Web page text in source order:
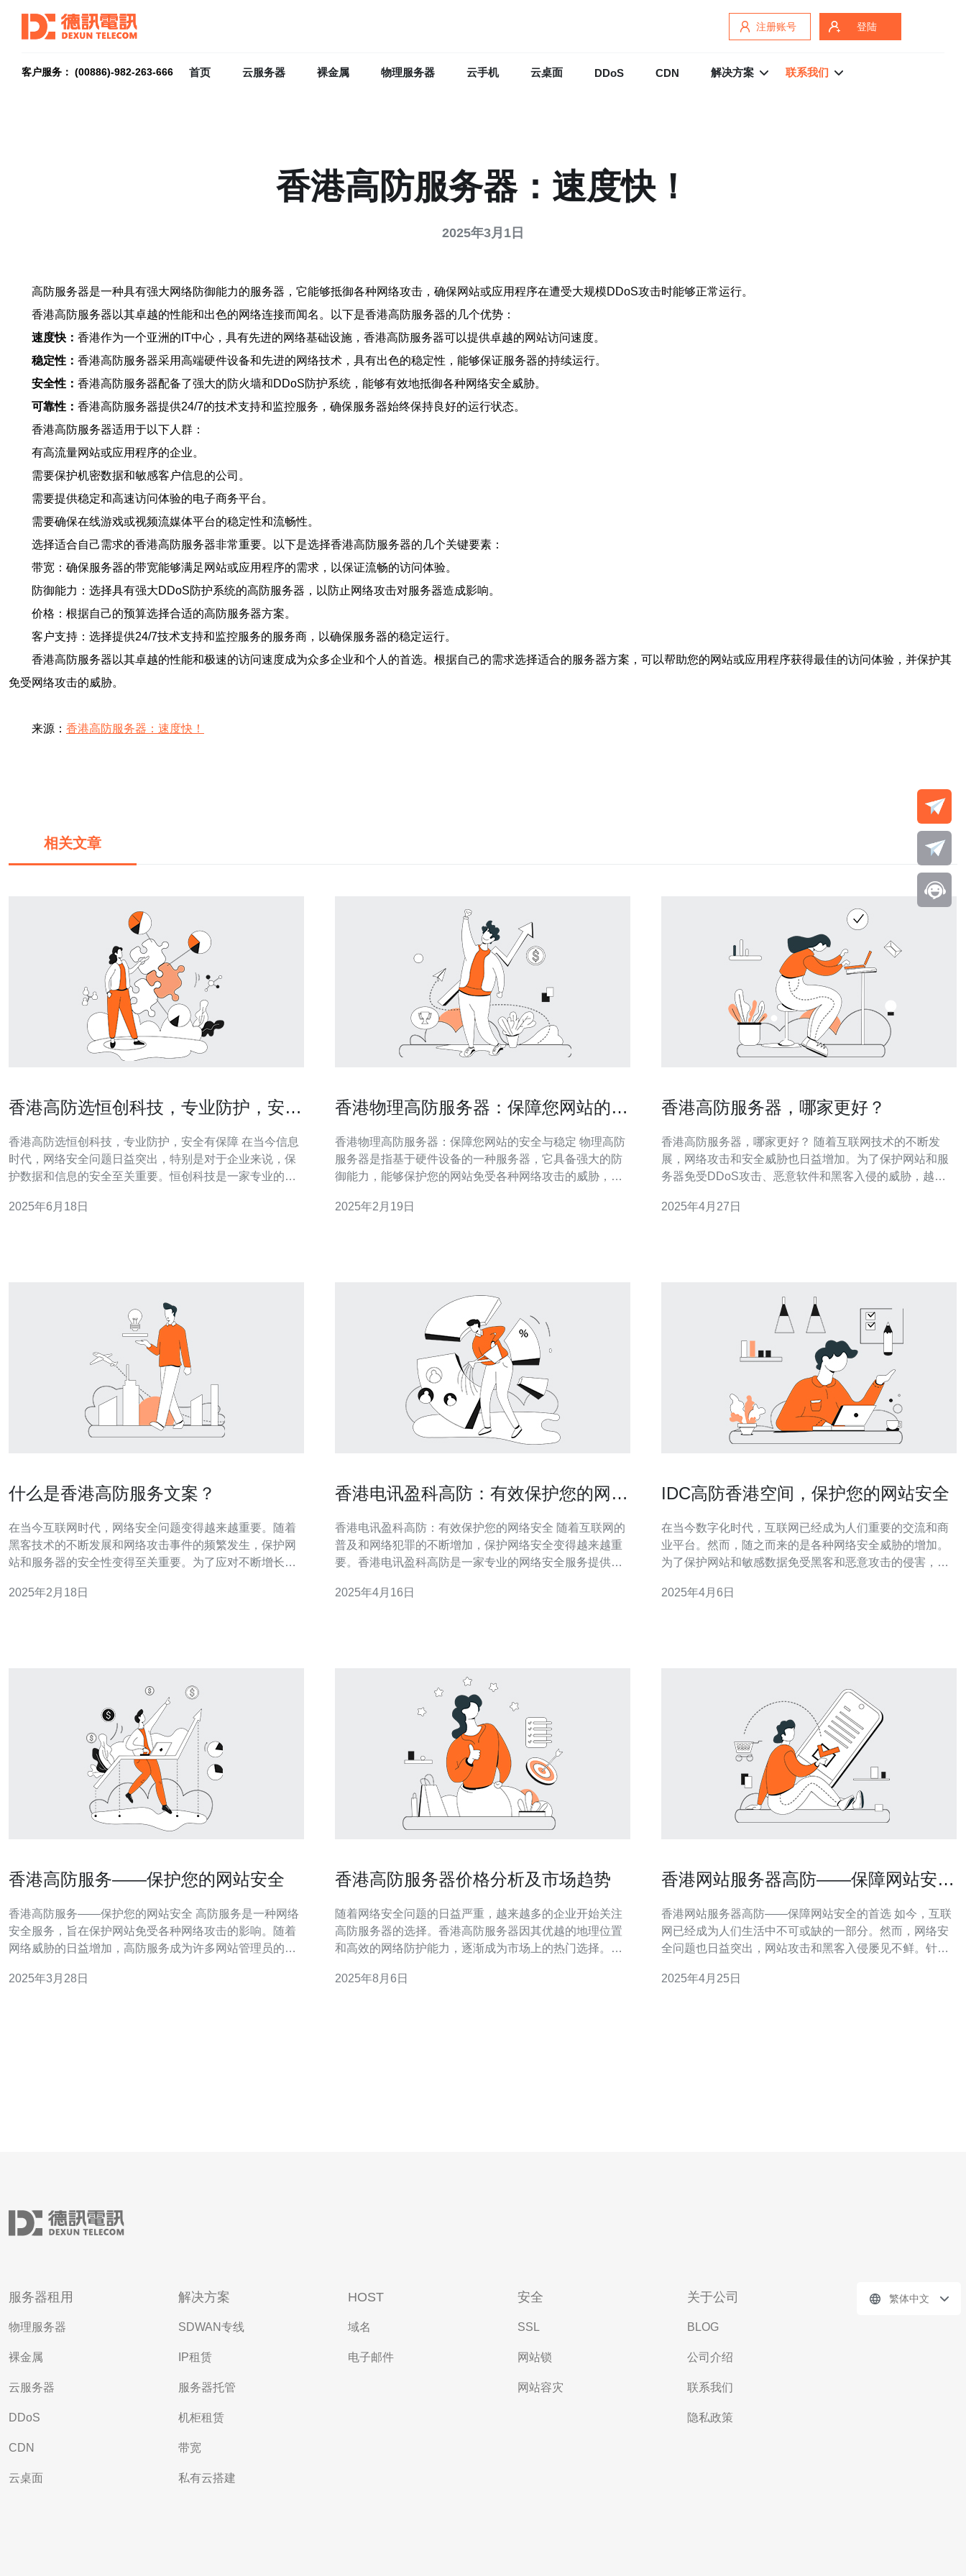
注册账号 登陆
客户服务： (00886)-982-263-666 首页 云服务器 裸金属 物理服务器 云手机 云桌面 DDoS CDN 解决方案 联系我们
香港高防服务器：速度快！
2025年3月1日
高防服务器是一种具有强大网络防御能力的服务器，它能够抵御各种网络攻击，确保网站或应用程序在遭受大规模DDoS攻击时能够正常运行。
香港高防服务器以其卓越的性能和出色的网络连接而闻名。以下是香港高防服务器的几个优势：
速度快： 香港作为一个亚洲的IT中心，具有先进的网络基础设施，香港高防服务器可以提供卓越的网站访问速度。
稳定性： 香港高防服务器采用高端硬件设备和先进的网络技术，具有出色的稳定性，能够保证服务器的持续运行。
安全性： 香港高防服务器配备了强大的防火墙和DDoS防护系统，能够有效地抵御各种网络安全威胁。
可靠性： 香港高防服务器提供24/7的技术支持和监控服务，确保服务器始终保持良好的运行状态。
香港高防服务器适用于以下人群：
有高流量网站或应用程序的企业。
需要保护机密数据和敏感客户信息的公司。
需要提供稳定和高速访问体验的电子商务平台。
需要确保在线游戏或视频流媒体平台的稳定性和流畅性。
选择适合自己需求的香港高防服务器非常重要。以下是选择香港高防服务器的几个关键要素：
带宽：确保服务器的带宽能够满足网站或应用程序的需求，以保证流畅的访问体验。
防御能力：选择具有强大DDoS防护系统的高防服务器，以防止网络攻击对服务器造成影响。
价格：根据自己的预算选择合适的高防服务器方案。
客户支持：选择提供24/7技术支持和监控服务的服务商，以确保服务器的稳定运行。
香港高防服务器以其卓越的性能和极速的访问速度成为众多企业和个人的首选。根据自己的需求选择适合的服务器方案，可以帮助您的网站或应用程序获得最佳的访问体验，并保护其
免受网络攻击的威胁。
来源： 香港高防服务器：速度快！
相关文章
香港高防选恒创科技，专业防护，安全
香港高防选恒创科技，专业防护，安全有保障 在当今信息
时代，网络安全问题日益突出，特别是对于企业来说，保
护数据和信息的安全至关重要。恒创科技是一家专业的网
种网络攻击。 恒创科技拥有一支经验丰富的团队，专注于
2025年6月18日
香港物理高防服务器：保障您网站的安
香港物理高防服务器：保障您网站的安全与稳定 物理高防
服务器是指基于硬件设备的一种服务器，它具备强大的防
御能力，能够保护您的网站免受各种网络攻击的威胁，同
有先进的网络基础设施和完善的法律体系，因此选择香港
2025年2月19日
香港高防服务器，哪家更好？
香港高防服务器，哪家更好？ 随着互联网技术的不断发
展，网络攻击和安全威胁也日益增加。为了保护网站和服
务器免受DDoS攻击、恶意软件和黑客入侵的威胁，越来
都市，其高防服务器市场也日趋繁荣。 XX公司是香港高防
2025年4月27日
什么是香港高防服务文案？
在当今互联网时代，网络安全问题变得越来越重要。随着
黑客技术的不断发展和网络攻击事件的频繁发生，保护网
站和服务器的安全性变得至关重要。为了应对不断增长的
高防服务是一种网络安全服务，旨在保护网站和服务器免
2025年2月18日
香港电讯盈科高防：有效保护您的网络
香港电讯盈科高防：有效保护您的网络安全 随着互联网的
普及和网络犯罪的不断增加，保护网络安全变得越来越重
要。香港电讯盈科高防是一家专业的网络安全服务提供
绍香港电讯盈科高防的特点和优势，以及如何有效保护您
2025年4月16日
IDC高防香港空间，保护您的网站安全
在当今数字化时代，互联网已经成为人们重要的交流和商
业平台。然而，随之而来的是各种网络安全威胁的增加。
为了保护网站和敏感数据免受黑客和恶意攻击的侵害，企
IDC高防香港空间的优势和保护网站安全的重要性。 IDC
2025年4月6日
香港高防服务——保护您的网站安全
香港高防服务——保护您的网站安全 高防服务是一种网络
安全服务，旨在保护网站免受各种网络攻击的影响。随着
网络威胁的日益增加，高防服务成为许多网站管理员的首
以下优势： 全面的防护能力：香港高防服务可以有效地防
2025年3月28日
香港高防服务器价格分析及市场趋势
随着网络安全问题的日益严重，越来越多的企业开始关注
高防服务器的选择。香港高防服务器因其优越的地理位置
和高效的网络防护能力，逐渐成为市场上的热门选择。本
详细分析，帮助企业在选择时做出明智的决策。 香港高防
2025年8月6日
香港网站服务器高防——保障网站安全
香港网站服务器高防——保障网站安全的首选 如今，互联
网已经成为人们生活中不可或缺的一部分。然而，网络安
全问题也日益突出，网站攻击和黑客入侵屡见不鲜。针对
安全的首选。 香港网站服务器高防是一种针对网站安全的
2025年4月25日
服务器租用
物理服务器
裸金属
云服务器
DDoS
CDN
云桌面
解决方案
SDWAN专线
IP租赁
服务器托管
机柜租赁
带宽
私有云搭建
HOST
域名
电子邮件
安全
SSL
网站锁
网站容灾
关于公司
BLOG
公司介绍
联系我们
隐私政策
繁体中文